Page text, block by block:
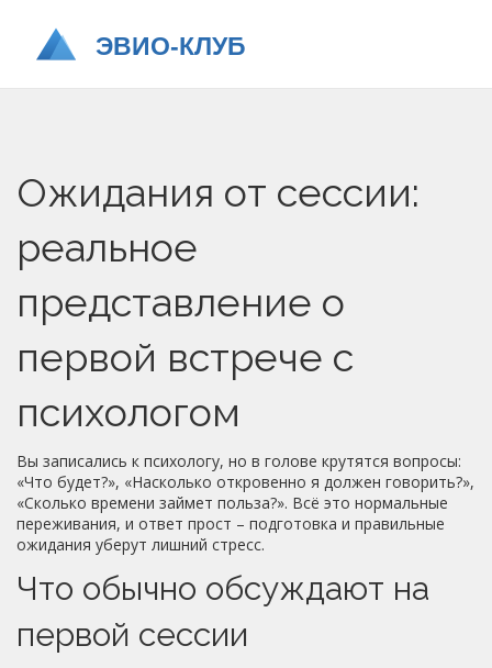
Ожидания от сессии:
реальное
представление о
первой встрече с
психологом
Вы записались к психологу, но в голове крутятся вопросы:
«Что будет?», «Насколько откровенно я должен говорить?»,
«Сколько времени займет польза?». Всё это нормальные
переживания, и ответ прост – подготовка и правильные
ожидания уберут лишний стресс.
Что обычно обсуждают на
первой сессии